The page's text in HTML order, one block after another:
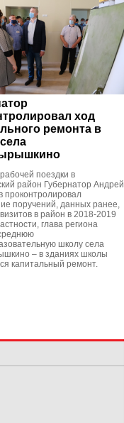
ход
ремонта в
поездки в
район Губернатор Андрей
проконтролировал
поручений, данных ранее,
в район в 2018-2019
глава региона
школу села
– в зданиях школы
капитальный ремонт.